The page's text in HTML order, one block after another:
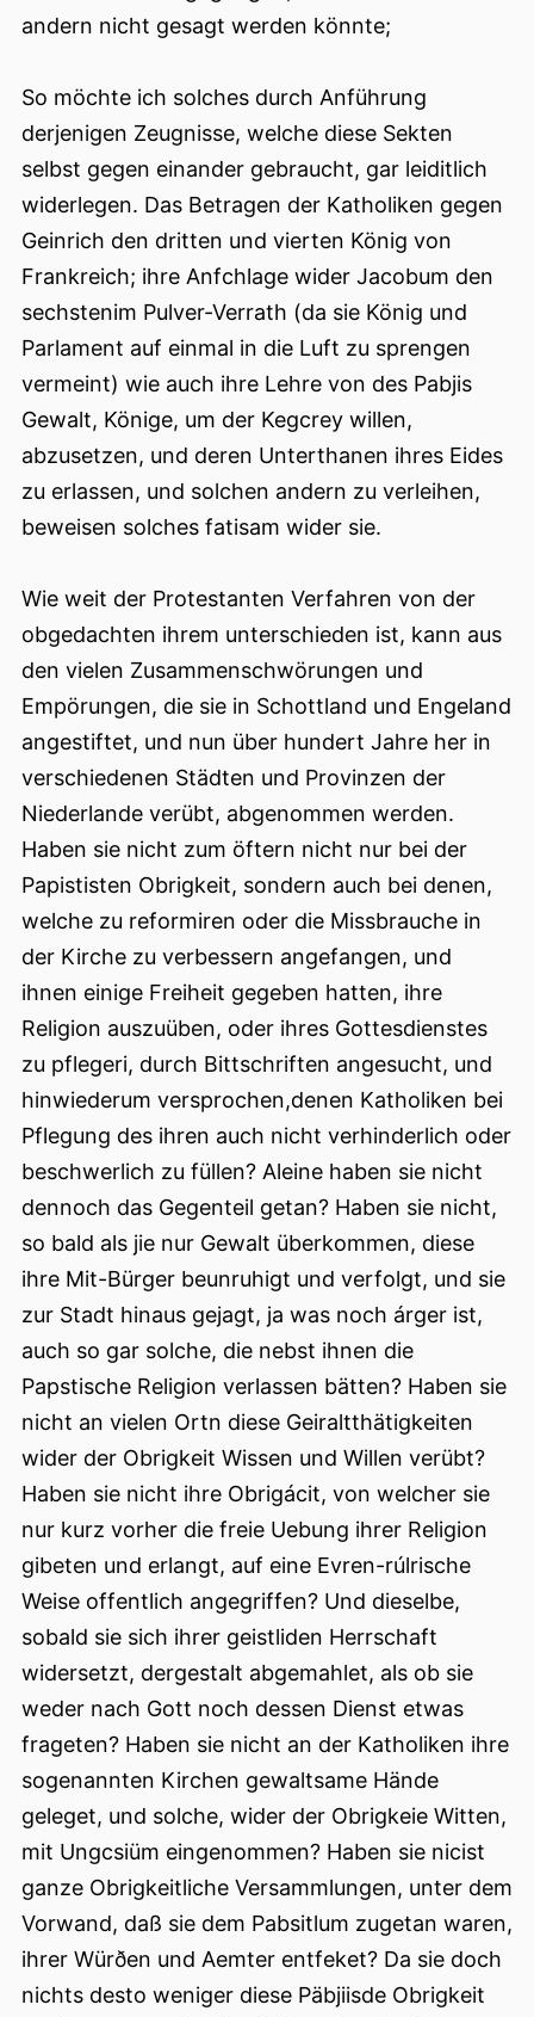
andern nicht gesagt werden könnte;
So möchte ich solches durch Anführung
derjenigen Zeugnisse, welche diese Sekten
selbst gegen einander gebraucht, gar leiditlich
widerlegen. Das Betragen der Katholiken gegen
Geinrich den dritten und vierten König von
Frankreich; ihre Anfchlage wider Jacobum den
sechstenim Pulver-Verrath (da sie König und
Parlament auf einmal in die Luft zu sprengen
vermeint) wie auch ihre Lehre von des Pabjis
Gewalt, Könige, um der Kegcrey willen,
abzusetzen, und deren Unterthanen ihres Eides
zu erlassen, und solchen andern zu verleihen,
beweisen solches fatisam wider sie.
Wie weit der Protestanten Verfahren von der
obgedachten ihrem unterschieden ist, kann aus
den vielen Zusammenschwörungen und
Empörungen, die sie in Schottland und Engeland
angestiftet, und nun über hundert Jahre her in
verschiedenen Städten und Provinzen der
Niederlande verübt, abgenommen werden.
Haben sie nicht zum öftern nicht nur bei der
Papististen Obrigkeit, sondern auch bei denen,
welche zu reformiren oder die Missbrauche in
der Kirche zu verbessern angefangen, und
ihnen einige Freiheit gegeben hatten, ihre
Religion auszuüben, oder ihres Gottesdienstes
zu pflegeri, durch Bittschriften angesucht, und
hinwiederum versprochen,denen Katholiken bei
Pflegung des ihren auch nicht verhinderlich oder
beschwerlich zu füllen? Aleine haben sie nicht
dennoch das Gegenteil getan? Haben sie nicht,
so bald als jie nur Gewalt überkommen, diese
ihre Mit-Bürger beunruhigt und verfolgt, und sie
zur Stadt hinaus gejagt, ja was noch árger ist,
auch so gar solche, die nebst ihnen die
Papstische Religion verlassen bätten? Haben sie
nicht an vielen Ortn diese Geiraltthätigkeiten
wider der Obrigkeit Wissen und Willen verübt?
Haben sie nicht ihre Obrigácit, von welcher sie
nur kurz vorher die freie Uebung ihrer Religion
gibeten und erlangt, auf eine Evren-rúlrische
Weise offentlich angegriffen? Und dieselbe,
sobald sie sich ihrer geistliden Herrschaft
widersetzt, dergestalt abgemahlet, als ob sie
weder nach Gott noch dessen Dienst etwas
frageten? Haben sie nicht an der Katholiken ihre
sogenannten Kirchen gewaltsame Hände
geleget, und solche, wider der Obrigkeie Witten,
mit Ungcsiüm eingenommen? Haben sie nicist
ganze Obrigkeitliche Versammlungen, unter dem
Vorwand, daß sie dem Pabsitlum zugetan waren,
ihrer Würðen und Aemter entfeket? Da sie doch
nichts desto weniger diese Päbjiisde Obrigkeit